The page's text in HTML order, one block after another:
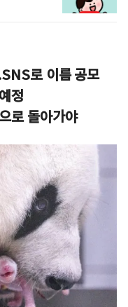
로 이름 공모
정
로 돌아가야